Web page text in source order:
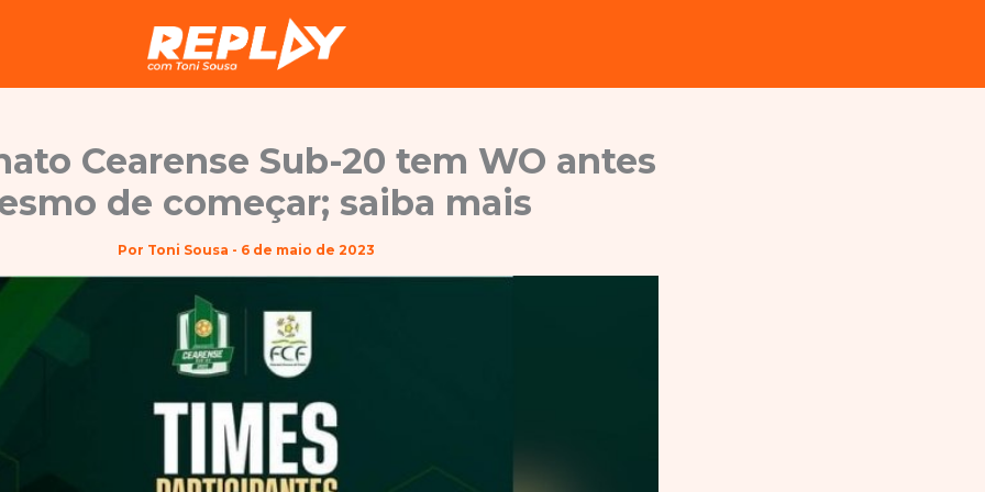
Cearense Sub-20 tem WO antes
de começar; saiba mais
Por Toni Sousa - 6 de maio de 2023